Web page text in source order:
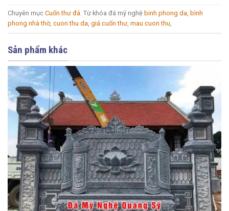
Chuyên mục Cuốn thư đá. Từ khóa đá mỹ nghệ binh phong da, bình
phong nhà thờ, cuon thu da, giá cuốn thư, mau cuon thu,
Sản phẩm khác